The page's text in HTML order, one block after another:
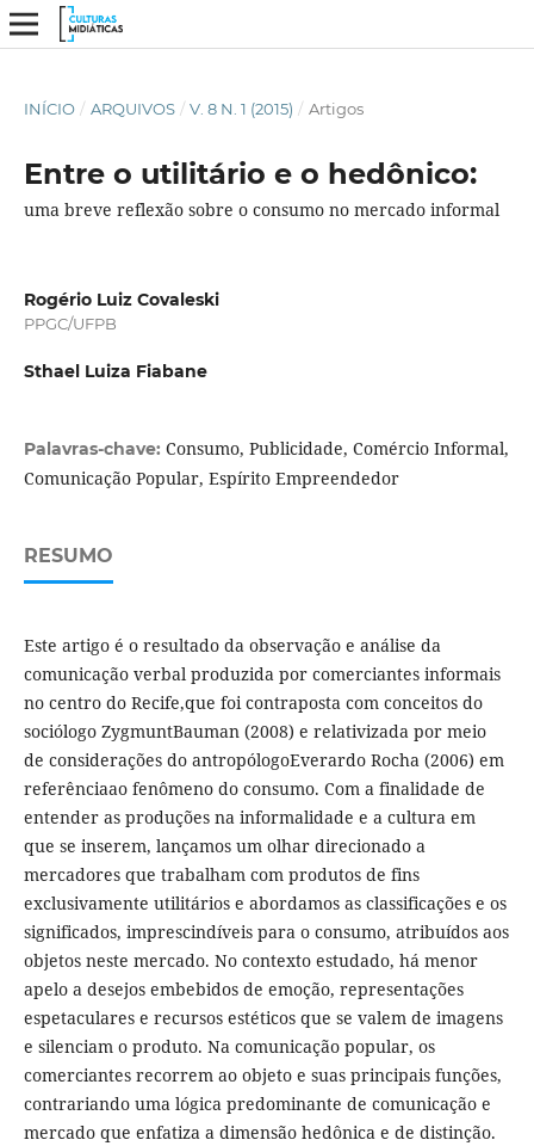
INÍCIO / ARQUIVOS / V. 8 N. 1 (2015) / Artigos
Entre o utilitário e o hedônico:
uma breve reflexão sobre o consumo no mercado informal
Rogério Luiz Covaleski
PPGC/UFPB
Sthael Luiza Fiabane
Palavras-chave: Consumo, Publicidade, Comércio Informal,
Comunicação Popular, Espírito Empreendedor
RESUMO
Este artigo é o resultado da observação e análise da
comunicação verbal produzida por comerciantes informais
no centro do Recife,que foi contraposta com conceitos do
sociólogo ZygmuntBauman (2008) e relativizada por meio
de considerações do antropólogoEverardo Rocha (2006) em
referênciaao fenômeno do consumo. Com a finalidade de
entender as produções na informalidade e a cultura em
que se inserem, lançamos um olhar direcionado a
mercadores que trabalham com produtos de fins
exclusivamente utilitários e abordamos as classificações e os
significados, imprescindíveis para o consumo, atribuídos aos
objetos neste mercado. No contexto estudado, há menor
apelo a desejos embebidos de emoção, representações
espetaculares e recursos estéticos que se valem de imagens
e silenciam o produto. Na comunicação popular, os
comerciantes recorrem ao objeto e suas principais funções,
contrariando uma lógica predominante de comunicação e
mercado que enfatiza a dimensão hedônica e de distinção.